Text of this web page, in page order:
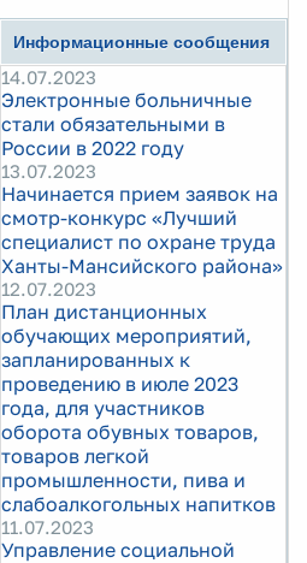
Информационные сообщения
14.07.2023
Электронные больничные
стали обязательными в
России в 2022 году
13.07.2023
Начинается прием заявок на
смотр-конкурс «Лучший
специалист по охране труда
Ханты-Мансийского района»
12.07.2023
План дистанционных
обучающих мероприятий,
запланированных к
проведению в июле 2023
года, для участников
оборота обувных товаров,
товаров легкой
промышленности, пива и
слабоалкогольных напитков
11.07.2023
Управление социальной